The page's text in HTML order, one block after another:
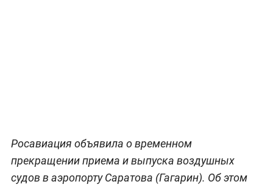
Росавиация объявила о временном
прекращении приема и выпуска воздушных
судов в аэропорту Саратова (Гагарин). Об этом